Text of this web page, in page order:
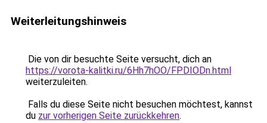
Weiterleitungshinweis
Die von dir besuchte Seite versucht, dich an
https://vorota-kalitki.ru/6Hh7hOO/FPDIODn.html
weiterzuleiten.
Falls du diese Seite nicht besuchen möchtest, kannst
du zur vorherigen Seite zurückkehren.